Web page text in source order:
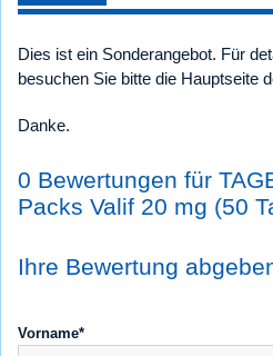
Dies ist ein Sonderangebot. Für
besuchen Sie bitte die Hauptseite
Danke.
0 Bewertungen für
Packs Valif 20 mg (50
Ihre Bewertung
Vorname*